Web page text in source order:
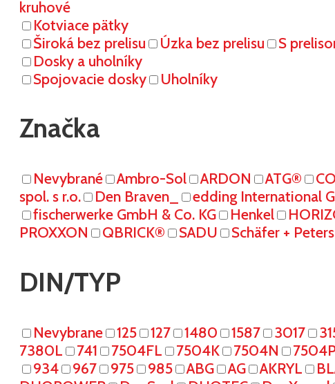
kruhové
Kotviace pätky
Široká bez prelisu
Úzka bez prelisu S
Dosky a uholníky
Spojovacie dosky
Uholníky
Značka
Nevybrané Ambro-Sol ARDON ATG®
spol. s r.o.
Den Braven_ edding International
fischerwerke GmbH & Co. KG
Henkel
PROXXON
QBRICK® SADU Schäfer +
DIN/TYP
Nevybrane 125 127 1480 1587 3017
7380L
741 7504FL 7504K 7504N
934
967 975 985 ABG AG AKRYL